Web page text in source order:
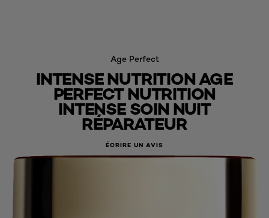
Age Perfect
INTENSE NUTRITION AGE
PERFECT NUTRITION
INTENSE SOIN NUIT
RÉPARATEUR
ÉCRIRE UN AVIS